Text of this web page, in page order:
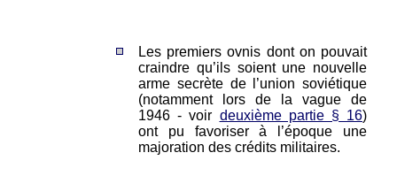
Les premiers ovnis dont on pouvait
craindre qu’ils soient une nouvelle
arme secrète de l’union soviétique
(notamment lors de la vague de
1946 - voir deuxième partie § 16)
ont pu favoriser à l’époque une
majoration des crédits militaires.